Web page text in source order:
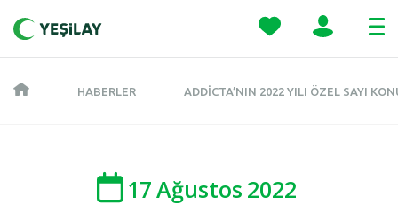
HABERLER ADDICTA’NIN 2022 YILI ÖZEL SAYI
17Ağustos 2022